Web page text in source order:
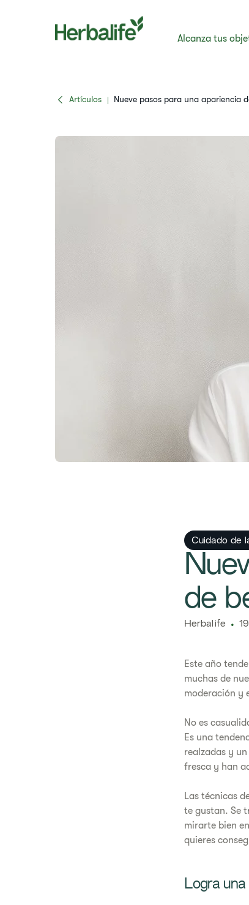
Alcanza tus
Artículos | Nueve pasos para una apariencia
Cuidado de
de
Herbalife
Este año
muchas de
moderación y
No es
Es una
realzadas y
fresca y han
Las técnicas
te gustan. Se
mirarte bien
quieres
Logra una